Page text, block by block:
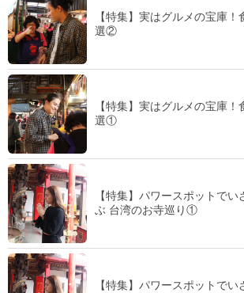
【特集】実はグルメの宝庫！
選②
【特集】実はグルメの宝庫！
選①
【特集】パワースポットで
ぶ 台湾のお寺巡り①
【特集】パワースポットで